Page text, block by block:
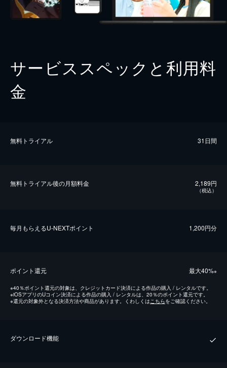
サービススペックと利用料
金
無料トライアル 31日間
無料トライアル後の⽉額料金 2,189円
（税込）
毎⽉もらえるU-NEXTポイント 1,200円分
ポイント還元 最⼤40%※
※40％ポイント還元の対象は、クレジットカード決済による作品の購入 / レンタルです。
※iOSアプリのUコイン決済による作品の購入 / レンタルは、20％のポイント還元です。
※還元の対象外となる決済方法や商品があります。くわしくは こちらをご確認ください。
ダウンロード機能